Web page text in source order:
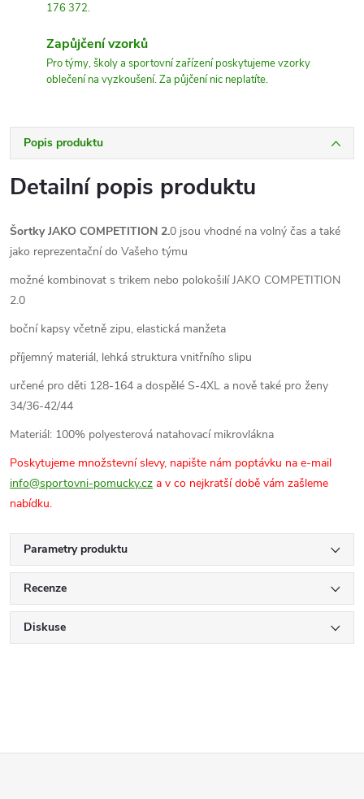
176 372.
Zapůjčení vzorků
Pro týmy, školy a sportovní zařízení poskytujeme vzorky
oblečení na vyzkoušení. Za půjčení nic neplatíte.
Popis produktu
Detailní popis produktu
Šortky JAKO COMPETITION 2.0 jsou vhodné na volný čas a také
jako reprezentační do Vašeho týmu
možné kombinovat s trikem nebo polokošilí JAKO COMPETITION
2.0
boční kapsy včetně zipu, elastická manžeta
příjemný materiál, lehká struktura vnitřního slipu
určené pro děti 128-164 a dospělé S-4XL a nově také pro ženy
34/36-42/44
Materiál: 100% polyesterová natahovací mikrovlákna
Poskytujeme množstevní slevy, napište nám poptávku na e-mail
info@sportovni-pomucky.cz a v co nejkratší době vám zašleme
nabídku.
Parametry produktu
Recenze
Diskuse